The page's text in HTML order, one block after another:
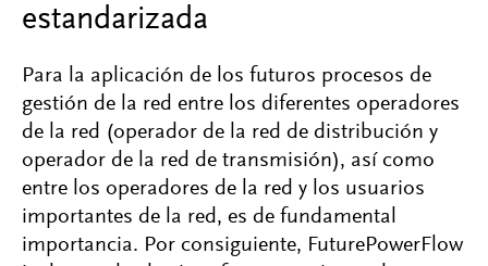
estandarizada
Para la aplicación de los futuros procesos de
gestión de la red entre los diferentes operadores
de la red (operador de la red de distribución y
operador de la red de transmisión), así como
entre los operadores de la red y los usuarios
importantes de la red, es de fundamental
importancia. Por consiguiente, FuturePowerFlow